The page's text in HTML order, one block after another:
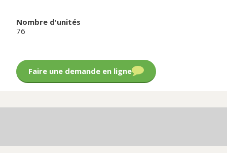
Nombre d'unités
76
Faire une demande en ligne